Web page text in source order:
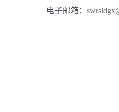
电子邮箱：
汕尾